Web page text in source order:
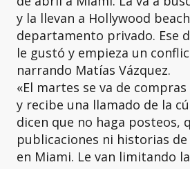
y la llevan a Hollywood
departamento privado. Ese
le gustó y empieza un
narrando Matías Vázquez.
«El martes se va de
y recibe una llamado de la
dicen que no haga posteos,
publicaciones ni historias
en Miami. Le van limitando